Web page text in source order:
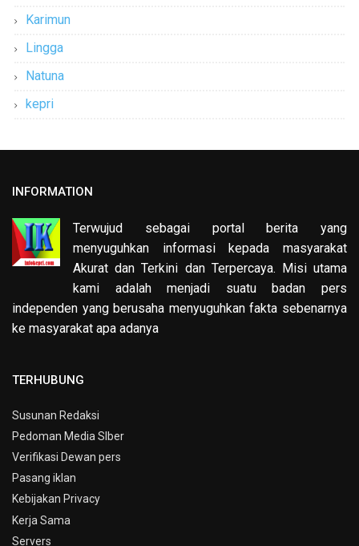
Karimun
Lingga
Natuna
kepri
INFORMATION
Terwujud sebagai portal berita yang
menyuguhkan informasi kepada masyarakat
Akurat dan Terkini dan Terpercaya. Misi utama
kami adalah menjadi suatu badan pers
independen yang berusaha menyuguhkan fakta sebenarnya
ke masyarakat apa adanya
TERHUBUNG
Susunan Redaksi
Pedoman Media SIber
Verifikasi Dewan pers
Pasang iklan
Kebijakan Privacy
Kerja Sama
Servers